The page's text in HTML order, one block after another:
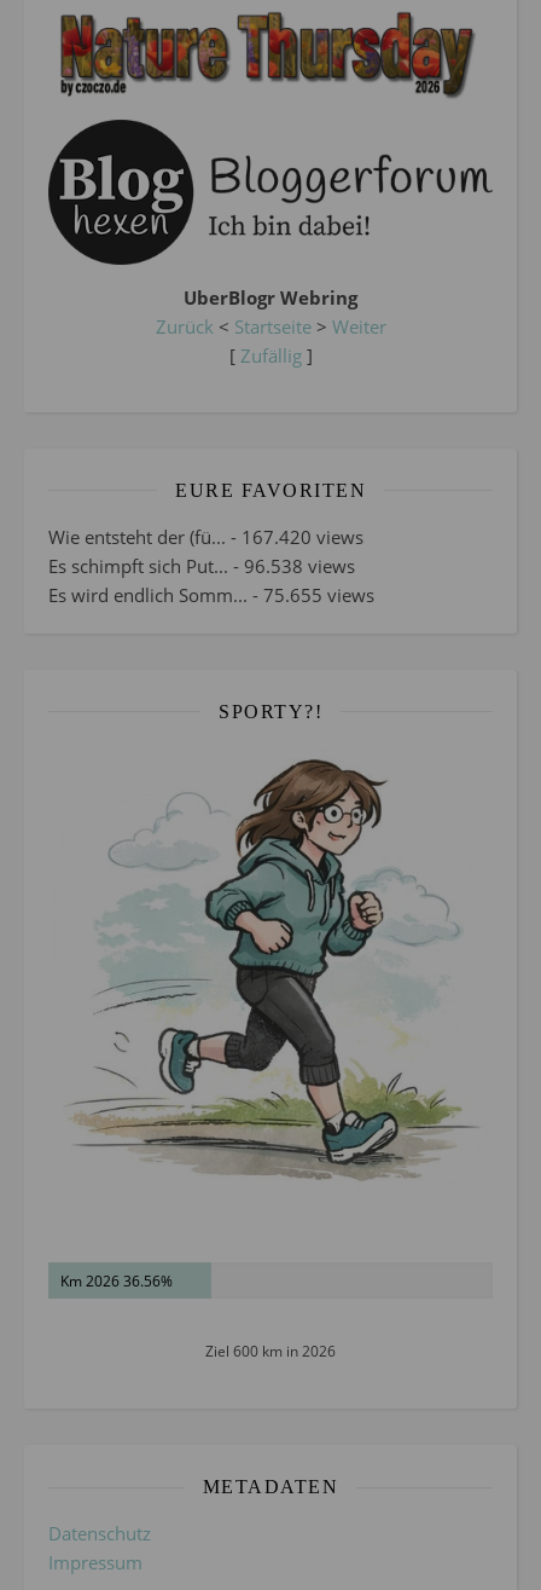
UberBlogr Webring
Zurück < Startseite> Weiter
[ Zufällig]
EURE FAVORITEN
Wie entsteht der (fü... - 167.420 views
Es schimpft sich Put... - 96.538 views
Es wird endlich Somm... - 75.655 views
SPORTY?!
Km 2026 36.56%
Ziel 600 km in 2026
METADATEN
Datenschutz
Impressum